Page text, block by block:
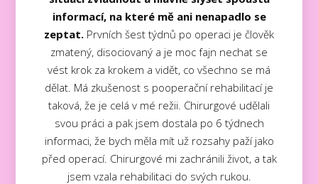
informací, na které mě ani nenapadlo se
zeptat. Prvních šest týdnů po operaci je člověk
zmatený, disociovaný a je moc fajn nechat se
vést krok za krokem a vidět, co všechno se má
dělat. Má zkušenost s pooperační rehabilitací je
taková, že je celá v mé režii. Chirurgové udělali
svou práci a pak jsem dostala po 6 týdnech
informaci, že bych měla mít už rozsahy paží jako
před operací. Chirurgové mi zachránili život, a tak
jsem vzala rehabilitaci do svých rukou.